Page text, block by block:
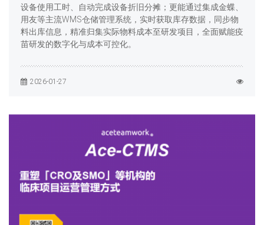
设备使用工时、自动完成设备折旧分摊；更能通过集成金蝶、
用友等主流WMS仓储管理系统，实时获取库存数据，同步物
料出库信息，精准归集实际物料成本至研发项目，全面赋能疫
苗研发的数字化与成本可控化。
2026-01-27